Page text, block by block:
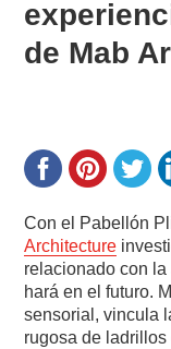
de Mab
Con el Pabellón
Architecture
relacionado con
hará en el futuro.
sensorial, vincula
rugosa de